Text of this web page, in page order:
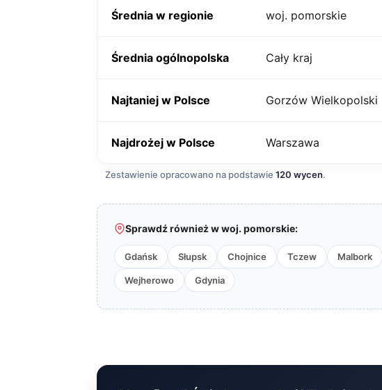
Średnia w regionie woj. pomorskie
Średnia ogólnopolska Cały kraj
Najtaniej w Polsce Gorzów Wielkopolski
Najdrożej w Polsce Warszawa
Zestawienie opracowano na podstawie 120 wycen.
Sprawdź również w woj. pomorskie:
Gdańsk Słupsk Chojnice Tczew Malbork
Wejherowo Gdynia